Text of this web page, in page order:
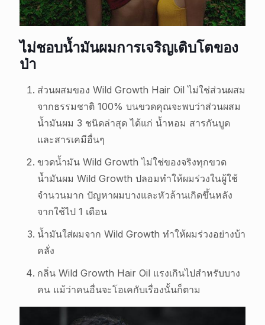
ไม่ชอบน้ำมันผมการเจริญเติบโตของ
ป่า
ส่วนผสมของ Wild Growth Hair Oil ไม่ใช่ส่วนผสม
จากธรรมชาติ 100% บนขวดคุณจะพบว่าส่วนผสม
น้ำมันผม 3 ชนิดล่าสุด ได้แก่ น้ำหอม สารกันบูด
และสารเคมีอื่นๆ
ขวดน้ำมัน Wild Growth ไม่ใช่ของจริงทุกขวด
น้ำมันผม Wild Growth ปลอมทำให้ผมร่วงในผู้ใช้
จำนวนมาก ปัญหาผมบางและหัวล้านเกิดขึ้นหลัง
จากใช้ไป 1 เดือน
น้ำมันใส่ผมจาก Wild Growth ทำให้ผมร่วงอย่างบ้า
คลั่ง
กลิ่น Wild Growth Hair Oil แรงเกินไปสำหรับบาง
คน แม้ว่าคนอื่นจะโอเคกับเรื่องนั้นก็ตาม